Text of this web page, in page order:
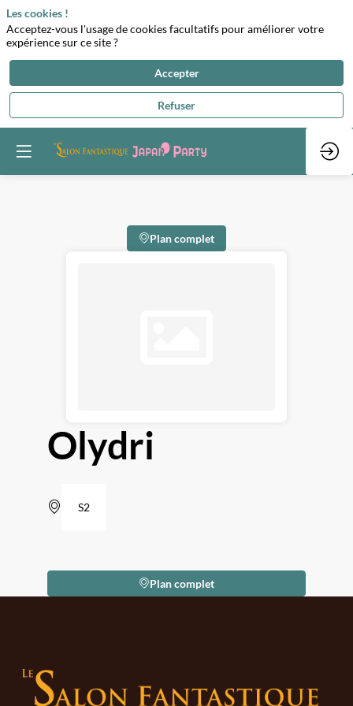
Plan complet
Olydri
S2
Plan complet
Les cookies !
Acceptez-vous l'usage de cookies facultatifs pour améliorer votre
expérience sur ce site ?
Accepter
Refuser